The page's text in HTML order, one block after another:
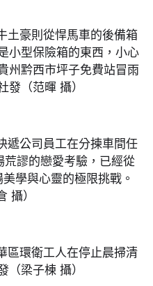
土豪則從悍馬車的後備箱
小型保險箱的東西，小心
州黔西市坪子免費站冒雨
發 （范暉 攝）
遞公司員工在分揀車間任
謬的戀愛考驗，已經從
學與心靈的極限挑戰。
攝）
區環衛工人在停止晨掃清
（梁子棟 攝）